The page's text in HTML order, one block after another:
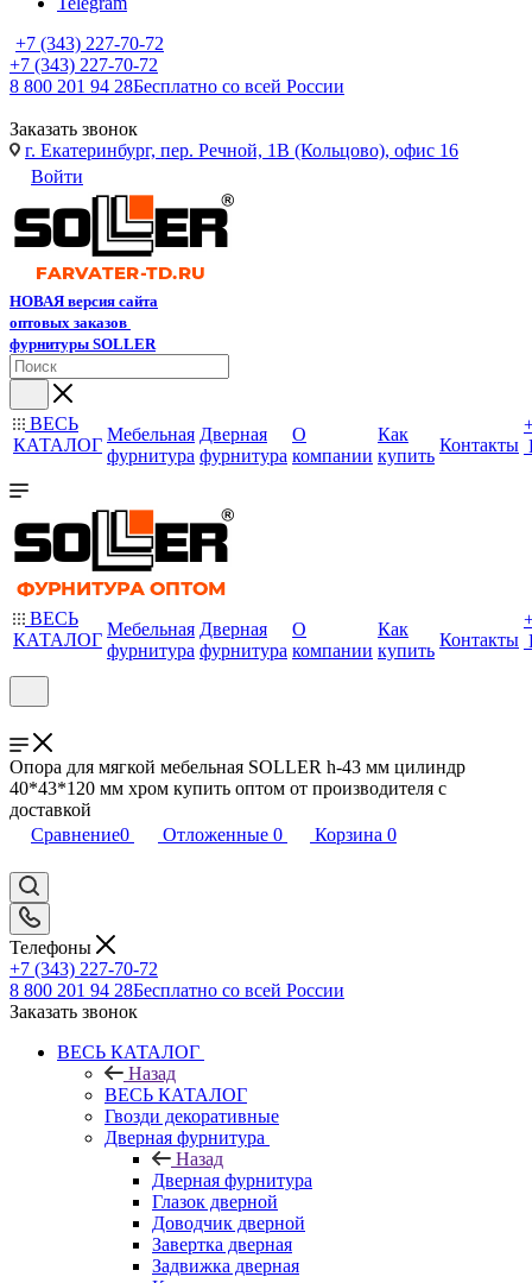
+7 (343) 227-70-72
+7 (343) 227-70-72
8 800 201 94 28Бесплатно со всей России
Заказать звонок
г. Екатеринбург, пер. Речной, 1В (Кольцово), офис 16
Войти
НОВАЯ версия сайта
оптовых заказов
фурнитуры SOLLER
ВЕСЬ
КАТАЛОГ
Мебельная
фурнитура
Дверная
фурнитура
О
компании
Как
купить
Контакты
ВЕСЬ
КАТАЛОГ
Мебельная
фурнитура
Дверная
фурнитура
О
компании
Как
купить
Контакты
Опора для мягкой мебельная SOLLER h-43 мм цилиндр
40*43*120 мм хром купить оптом от производителя с
доставкой
Сравнение0 Отложенные 0 Корзина 0
Телефоны
+7 (343) 227-70-72
8 800 201 94 28Бесплатно со всей России
Заказать звонок
ВЕСЬ КАТАЛОГ
Назад
ВЕСЬ КАТАЛОГ
Гвозди декоративные
Дверная фурнитура
Назад
Дверная фурнитура
Глазок дверной
Доводчик дверной
Завертка дверная
Задвижка дверная